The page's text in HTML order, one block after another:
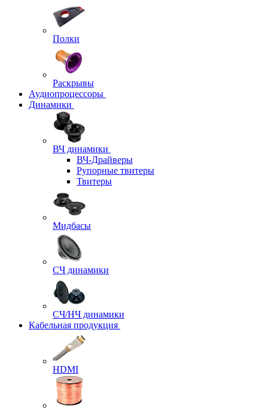
Полки
Раскрывы
Аудиопроцессоры
Динамики
ВЧ динамики
ВЧ-Драйверы
Рупорные твитеры
Твитеры
Мидбасы
СЧ динамики
СЧ/НЧ динамики
Кабельная продукция
HDMI